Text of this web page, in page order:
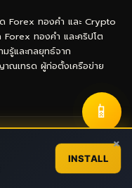
Forex ทองคำ และ Crypto
Forex ทองคำ และคริปโต
รู้และกลยุทธ์จาก
ณเทรด ผู้ก่อตั้งเครือข่าย
-
📱
INSTALL
×